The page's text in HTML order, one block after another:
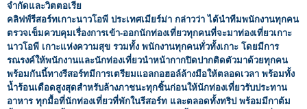
จำกัดและวิตตอเรีย
คลิฟฟ์รีสอร์ทเกาะนาวโอพี ประเทศเมียร์ม่า กล่าวว่า ได้นำทีมพนักงานทุกคน
ตรวจเข็มควบคุมเรื่องการเข้า-ออกนักท่องเที่ยวทุกคนที่จะมาท่องเที่ยวเกาะ
นาวโอพี เกาะแห่งความสุข รวมทั้ง พนักงานทุกคนทั่วทั้งเกาะ โดยมีการ
รณรงค์ให้พนักงานและนักท่องเที่ยวนำหน้ากากปิดปากติดตัวมาด้วยทุกคน
พร้อมกันนี้ทางรีสอร์ทมีการเตรียมแอลกอฮอล์ล้างมือให้ตลอดเวลา พร้อมทั้ง
น้ำร้อนเดือดสูงสุดสำหรับล้างภาชนะทุกชิ้นก่อนให้นักท่องเที่ยวรับประทาน
อาหาร ทุกมื้อที่นักท่องเที่ยวที่พักในรีสอร์ท และตลอดทั้งทริป พร้อมมีกาต้ม